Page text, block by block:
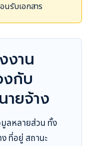
นรับเอกสาร
งาน
งกับ
ายจ้าง
มูลหลายส่วน ทั้ง
ที่อยู่ สถานะ